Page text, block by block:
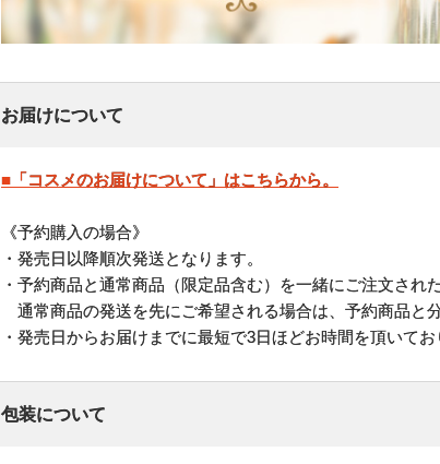
お届けについて
■「コスメのお届けについて」はこちらから。
《予約購入の場合》
・発売日以降順次発送となります。
・予約商品と通常商品（限定品含む）を一緒にご注文され
通常商品の発送を先にご希望される場合は、予約商品と
・発売日からお届けまでに最短で3日ほどお時間を頂いてお
包装について